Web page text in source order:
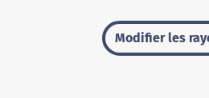
Modifier les